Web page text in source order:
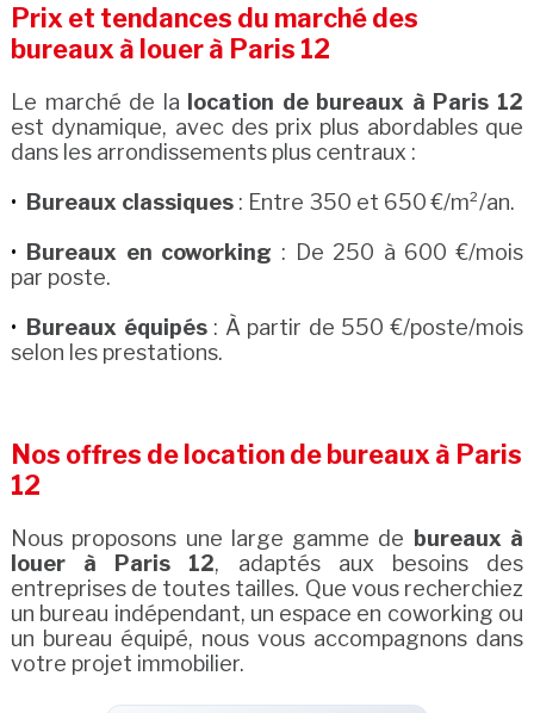
Prix et tendances du marché des
bureaux à louer à Paris 12
Le marché de la location de bureaux à Paris 12
est dynamique, avec des prix plus abordables que
dans les arrondissements plus centraux :
Bureaux classiques: Entre 350 et 650 €/m²/an.
Bureaux en coworking : De 250 à 600 €/mois
par poste.
Bureaux équipés: À partir de 550 €/poste/mois
selon les prestations.
Nos offres de location de bureaux à Paris
12
Nous proposons une large gamme de bureaux à
louer à Paris 12, adaptés aux besoins des
entreprises de toutes tailles. Que vous recherchiez
un bureau indépendant, un espace en coworking ou
un bureau équipé, nous vous accompagnons dans
votre projet immobilier.